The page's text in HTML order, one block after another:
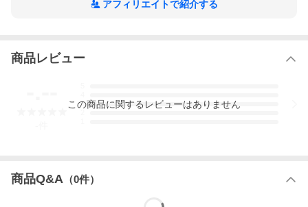
おうちの方向けの解説も充実しているので、家庭で無理なく学習
1)読み取る(把握する)…文章を視覚化したり、イメージを文章化す
る練習
アフィリエイトで紹介する
商品レビュー
3
この商品に関するレビューはありません
商品Q&A （0件）